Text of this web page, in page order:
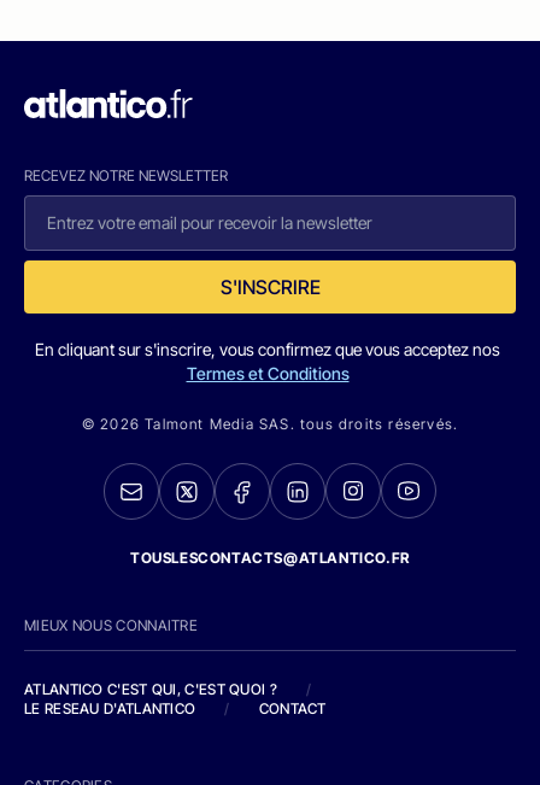
RECEVEZ NOTRE NEWSLETTER
S'INSCRIRE
En cliquant sur s'inscrire, vous confirmez que vous acceptez nos
Termes et Conditions
© 2026 Talmont Media SAS. tous droits réservés.
TOUSLESCONTACTS@ATLANTICO.FR
MIEUX NOUS CONNAITRE
ATLANTICO C'EST QUI, C'EST QUOI ?
/
LE RESEAU D'ATLANTICO
/ CONTACT